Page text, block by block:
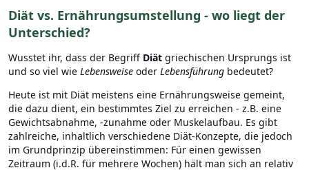
Diät vs. Ernährungsumstellung - wo liegt der
Unterschied?
Wusstet ihr, dass der Begriff Diät griechischen Ursprungs ist
und so viel wie Lebensweise oder Lebensführung bedeutet?
Heute ist mit Diät meistens eine Ernährungsweise gemeint,
die dazu dient, ein bestimmtes Ziel zu erreichen - z.B. eine
Gewichtsabnahme, -zunahme oder Muskelaufbau. Es gibt
zahlreiche, inhaltlich verschiedene Diät-Konzepte, die jedoch
im Grundprinzip übereinstimmen: Für einen gewissen
Zeitraum (i.d.R. für mehrere Wochen) hält man sich an relativ